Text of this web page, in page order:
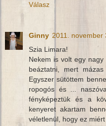
Válasz
Ginny 2011. november
Szia Limara!
Nekem is volt egy
beáztatni, mert
Egyszer sütöttem
ropogós és ...
fényképeztük és a
kenyeret akartam
véletlenül, hogy ez